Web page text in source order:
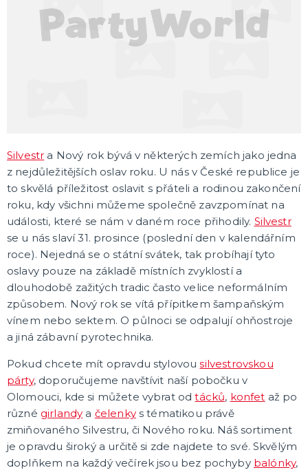
DÁRKY A ŽERTOVNÉ PŘEDMĚTY
Originální dárky
Žertovné předměty
Svatební doplňky
Svatební dekorace na stůl
Stuhy, mašle, organzy
Svatební balónky
DALŠÍ KATEGORIE
ROZLUČKA SE SVOBODOU
Šerpy na rozlučku
Korunky a čelenky
Balónky na rozlučku
Brýle na rozlučku
Girlandy na rozlučku
Konfety na rozlučku
Podvazky a placky s nápisem
Dekorace na rozlučku
Doplňky pro budoucí nevěstu
Doplňky pro družičky
Doplňky pro budoucího ženicha
Doplňky pro mládence
Hry na rozlučku se svobodou
SPOLEČENSKÉ, STOLNÍ HRY
Karetní hry
Společenské hry na párty
Strategické deskové hry
Logické hry - pro děti i dospělé
Vědomostní hry - pro dva a více hráčů
Společenské deskové hry pro dva hráče
Erotické deskové hry pro dospělé
Hry a hlavolamy
Retro stolní hry
Deskové a karetní hry pro děti
Rychlé a zběsilé hry na postřeh!
Sportovní deskové hry
DALŠÍ KATEGORIE
Silvestr a Nový rok bývá v některých zemích jako jedna
z nejdůležitějších oslav roku. U nás v České republice je
to skvělá příležitost oslavit s přáteli a rodinou zakončení
roku, kdy všichni můžeme společně zavzpomínat na
události, které se nám v daném roce přihodily. Silvestr
se u nás slaví 31. prosince (poslední den v kalendářním
roce). Nejedná se o státní svátek, tak probíhají tyto
oslavy pouze na základě místních zvyklostí a
dlouhodobě zažitých tradic často velice neformálním
způsobem. Nový rok se vítá přípitkem šampaňským
vínem nebo sektem. O půlnoci se odpalují ohňostroje
a jiná zábavní pyrotechnika.
Pokud chcete mít opravdu stylovousilvestrovskou
párty, doporučujeme navštívit naší pobočku v
Olomouci, kde si můžete vybrat odtácků, konfet až po
různé girlandy a čelenkys tématikou právě
zmiňovaného Silvestru, či Nového roku. Náš sortiment
je opravdu široký a určitě si zde najdete to své. Skvělým
doplňkem na každý večírek jsou bez pochyby balónky,